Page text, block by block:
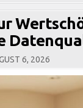
6, 2026